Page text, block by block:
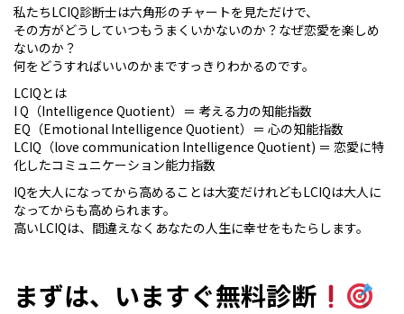
私たちLCIQ診断士は六角形のチャートを見ただけで、
その方がどうしていつもうまくいかないのか？なぜ恋愛を楽しめ
ないのか？
何をどうすればいいのかまですっきりわかるのです。
LCIQとは
I Q（Intelligence Quotient）＝ 考える力の知能指数
EQ（Emotional Intelligence Quotient）＝ 心の知能指数
LCIQ（love communication Intelligence Quotient) ＝ 恋愛に特
化したコミュニケーション能力指数
IQを大人になってから高めることは大変だけれどもLCIQは大人に
なってからも高められます。
高いLCIQは、間違えなくあなたの人生に幸せをもたらします。
まずは、いますぐ無料診断